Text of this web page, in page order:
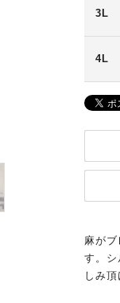
3L
4L
麻が
す。
しみ頂